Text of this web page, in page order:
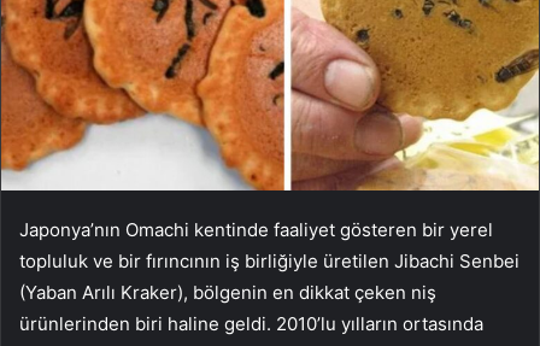
Japonya’nın Omachi kentinde faaliyet gösteren bir yerel
topluluk ve bir fırıncının iş birliğiyle üretilen Jibachi Senbei
(Yaban Arılı Kraker), bölgenin en dikkat çeken niş
ürünlerinden biri haline geldi. 2010’lu yılların ortasında